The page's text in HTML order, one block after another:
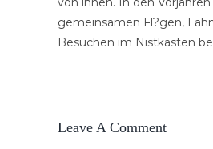
gemeinsamen Fl?gen,
Besuchen im Nistkasten
Leave A Comment